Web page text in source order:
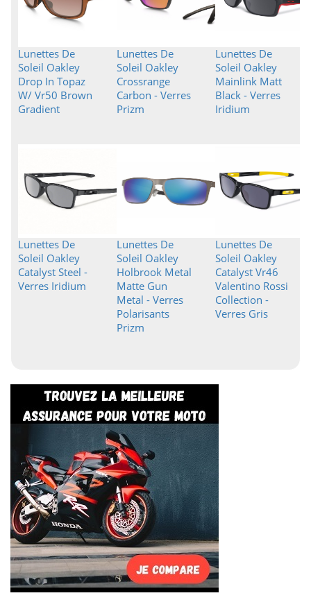
Lunettes De
Soleil Oakley
Drop In Topaz
W/ Vr50 Brown
Gradient
Lunettes De
Soleil Oakley
Crossrange
Carbon - Verres
Prizm
Lunettes De
Soleil Oakley
Mainlink Matt
Black - Verres
Iridium
Lunettes De
Soleil Oakley
Catalyst Steel -
Verres Iridium
Lunettes De
Soleil Oakley
Holbrook Metal
Matte Gun
Metal - Verres
Polarisants
Prizm
Lunettes De
Soleil Oakley
Catalyst Vr46
Valentino Rossi
Collection -
Verres Gris